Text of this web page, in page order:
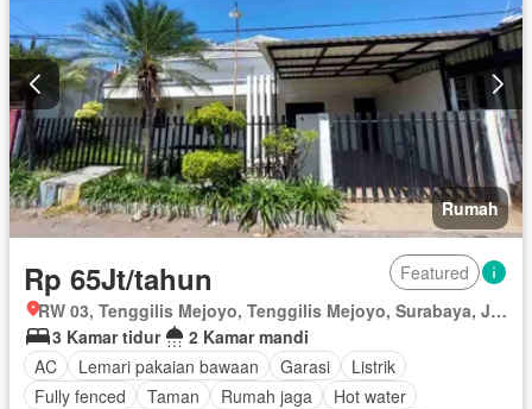
Rumah
Rp 65Jt/tahun
Featured
RW 03, Tenggilis Mejoyo, Tenggilis Mejoyo, Surabaya, Jawa Timur
3 Kamar tidur
2 Kamar mandi
AC
Lemari pakaian bawaan Garasi
Listrik
Fully fenced
Taman Rumah jaga
Hot water